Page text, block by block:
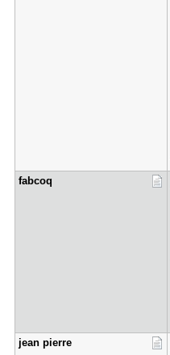
fabcoq
jean pierr​e